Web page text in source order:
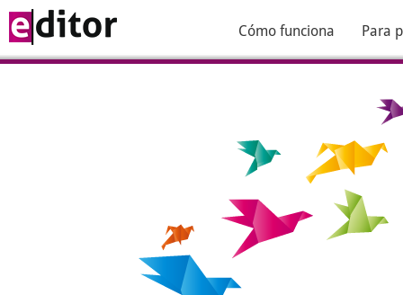
Cómo funciona Para